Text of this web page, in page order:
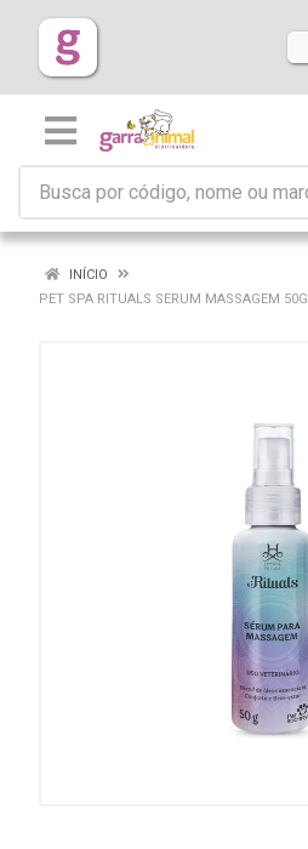
INÍCIO
PET SPA RITUALS SERUM MASSAGEM 50G